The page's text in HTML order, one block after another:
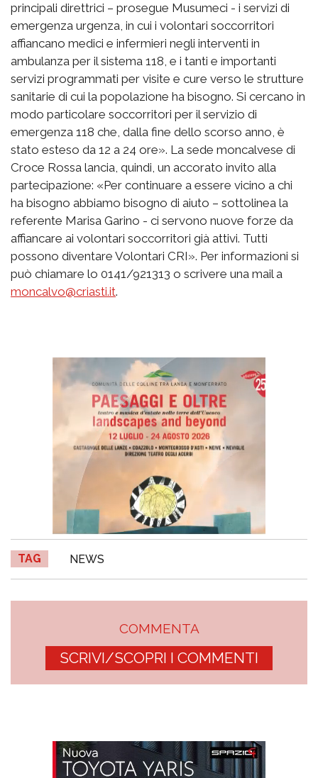
principali direttrici – prosegue Musumeci - i servizi di
emergenza urgenza, in cui i volontari soccorritori
affiancano medici e infermieri negli interventi in
ambulanza per il sistema 118, e i tanti e importanti
servizi programmati per visite e cure verso le strutture
sanitarie di cui la popolazione ha bisogno. Si cercano in
modo particolare soccorritori per il servizio di
emergenza 118 che, dalla fine dello scorso anno, è
stato esteso da 12 a 24 ore». La sede moncalvese di
Croce Rossa lancia, quindi, un accorato invito alla
partecipazione: «Per continuare a essere vicino a chi
ha bisogno abbiamo bisogno di aiuto – sottolinea la
referente Marisa Garino - ci servono nuove forze da
affiancare ai volontari soccorritori già attivi. Tutti
possono diventare Volontari CRI». Per informazioni si
può chiamare lo 0141/921313 o scrivere una mail a
moncalvo@criasti.it.
TAG NEWS
COMMENTA
SCRIVI/SCOPRI I COMMENTI